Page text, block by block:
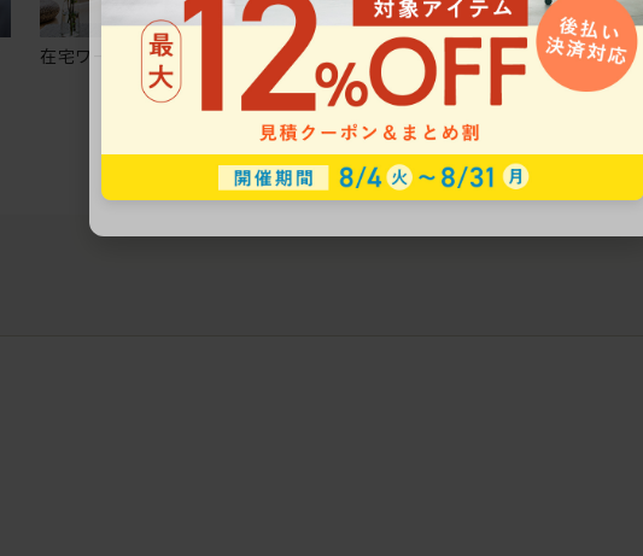
在宅ワークにおすすめのオフィスチェア5選
椅子に座っているのに疲
疲れにくいチェアの選び方